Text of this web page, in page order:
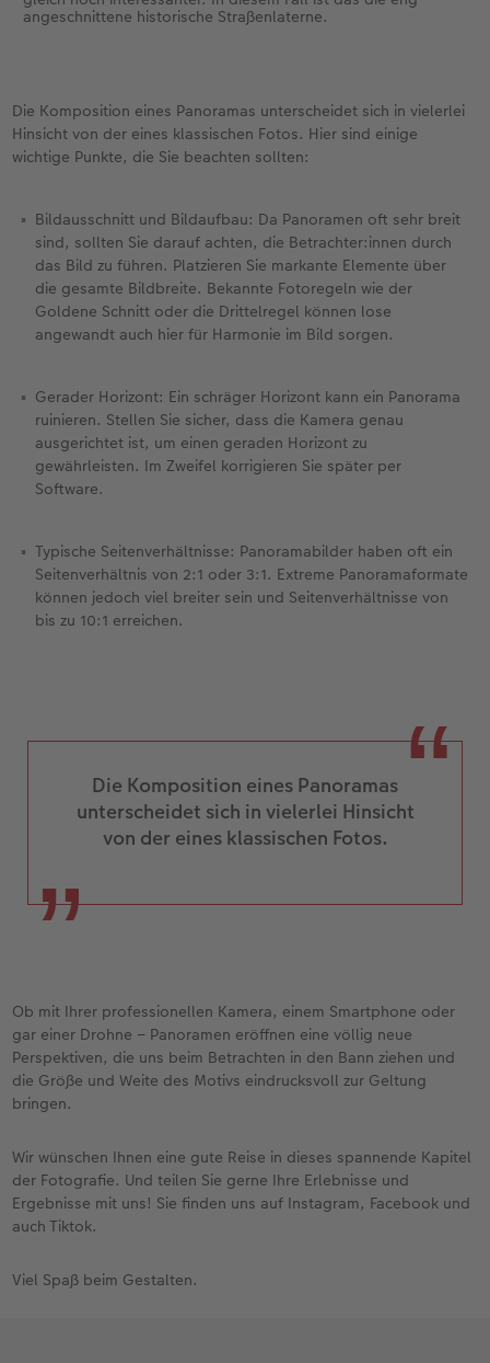
angeschnittene historische Straßenlaterne.
Die Komposition eines Panoramas unterscheidet sich in vielerlei
Hinsicht von der eines klassischen Fotos. Hier sind einige
wichtige Punkte, die Sie beachten sollten:
Bildausschnitt und Bildaufbau: Da Panoramen oft sehr breit
sind, sollten Sie darauf achten, die Betrachter:innen durch
das Bild zu führen. Platzieren Sie markante Elemente über
die gesamte Bildbreite. Bekannte Fotoregeln wie der
Goldene Schnitt oder die Drittelregel können lose
angewandt auch hier für Harmonie im Bild sorgen.
Gerader Horizont: Ein schräger Horizont kann ein Panorama
ruinieren. Stellen Sie sicher, dass die Kamera genau
ausgerichtet ist, um einen geraden Horizont zu
gewährleisten. Im Zweifel korrigieren Sie später per
Software.
Typische Seitenverhältnisse: Panoramabilder haben oft ein
Seitenverhältnis von 2:1 oder 3:1. Extreme Panoramaformate
können jedoch viel breiter sein und Seitenverhältnisse von
bis zu 10:1 erreichen.
Die Komposition eines Panoramas
unterscheidet sich in vielerlei Hinsicht
von der eines klassischen Fotos.
Ob mit Ihrer professionellen Kamera, einem Smartphone oder
gar einer Drohne – Panoramen eröffnen eine völlig neue
Perspektiven, die uns beim Betrachten in den Bann ziehen und
die Größe und Weite des Motivs eindrucksvoll zur Geltung
bringen.
Wir wünschen Ihnen eine gute Reise in dieses spannende Kapitel
der Fotografie. Und teilen Sie gerne Ihre Erlebnisse und
Ergebnisse mit uns! Sie finden uns auf Instagram, Facebook und
auch Tiktok.
Viel Spaß beim Gestalten.